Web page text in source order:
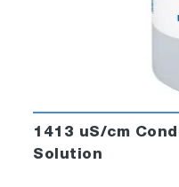
1413 uS/cm
Solution